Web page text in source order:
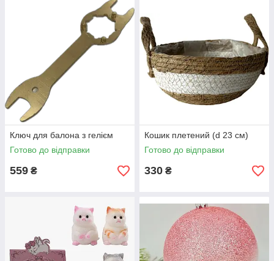
Ключ для балона з гелієм
Готово до відправки
559 ₴
Кошик плетений (d 23 см)
Готово до відправки
330 ₴